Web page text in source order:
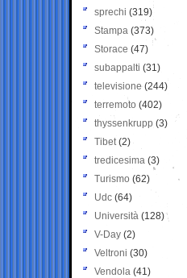
sprechi (319)
Stampa (373)
Storace (47)
subappalti (31)
televisione(244)
terremoto (402)
thyssenkrupp (3)
Tibet(2)
tredicesima (3)
Turismo (62)
Udc (64)
Università (128)
V-Day (2)
Veltroni (30)
Vendola (41)